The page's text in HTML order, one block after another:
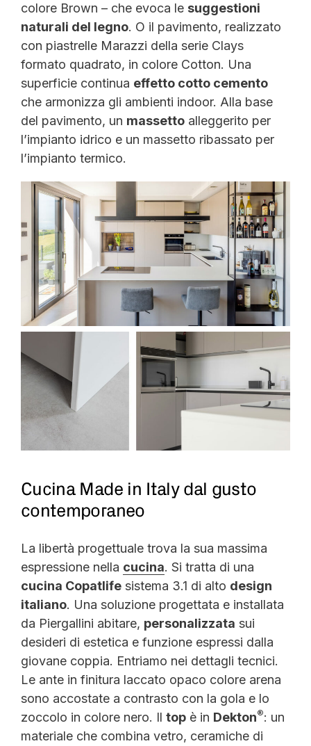
colore Brown – che evoca le suggestioni
naturali del legno. O il pavimento, realizzato
con piastrelle Marazzi della serie Clays
formato quadrato, in colore Cotton. Una
superficie continua effetto cotto cemento
che armonizza gli ambienti indoor. Alla base
del pavimento, un massetto alleggerito per
l’impianto idrico e un massetto ribassato per
l’impianto termico.
Cucina Made in Italy dal gusto
contemporaneo
La libertà progettuale trova la sua massima
espressione nella cucina. Si tratta di una
cucina Copatlife sistema 3.1 di alto design
italiano. Una soluzione progettata e installata
da Piergallini abitare, personalizzata sui
desideri di estetica e funzione espressi dalla
giovane coppia. Entriamo nei dettagli tecnici.
Le ante in finitura laccato opaco colore arena
sono accostate a contrasto con la gola e lo
zoccolo in colore nero. Il top è in Dekton®: un
materiale che combina vetro, ceramiche di